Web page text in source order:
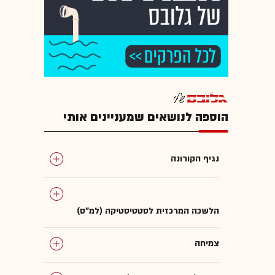
הוספה לנושאים שמעניינים אותי
נגיף הקורונה
הלשכה המרכזית לסטטיסטיקה (למ"ס)
צמיחה